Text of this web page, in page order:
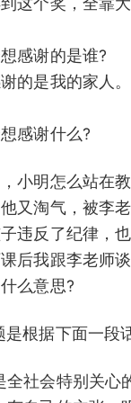
感谢的是谁?
的是我的家人
感谢什么?
小明怎么站在
又淘气，被李老
违反了纪律，
后我跟李老师谈
么意思?
是根据下面一段
全社会特别关心